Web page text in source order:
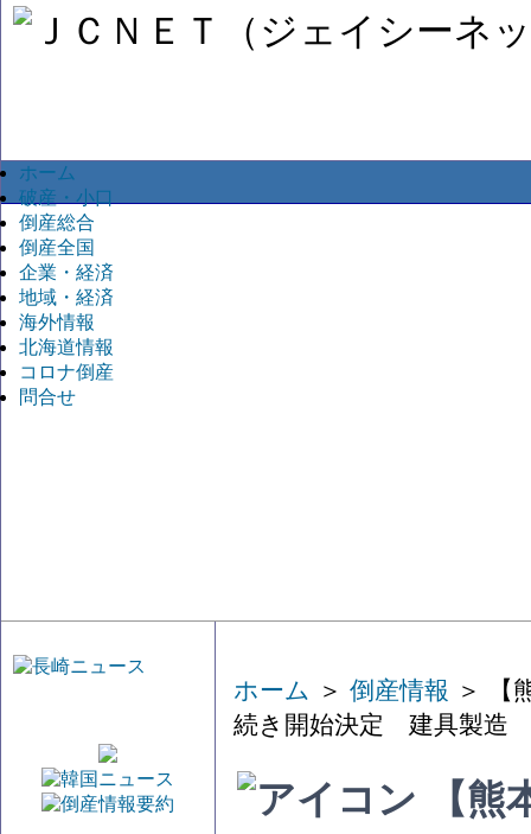
ホーム
破産・小口
倒産総合
倒産全国
企業・経済
地域・経済
海外情報
北海道情報
コロナ倒産
問合せ
ホーム ＞ 倒産情報 ＞ 【
続き開始決定 建具製造
【熊